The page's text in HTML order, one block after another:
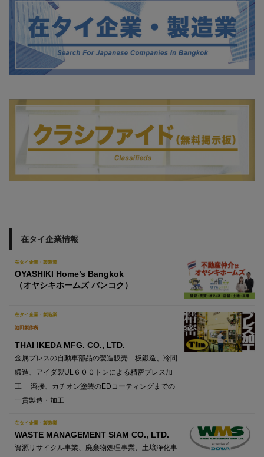
在タイ企業情報
在タイ企業・製造業
OYASHIKI Home’s Bangkok
（オヤシキホームズ バンコク）
在タイ企業・製造業
池田製作所
THAI IKEDA MFG. CO., LTD.
金属プレスの自動車部品の製造販売 板鍛造、冷間
鍛造、アイダ製UL６００トンによる精密プレス加
工 溶接、カチオン塗装のEDコーティングまでの
一貫製造・加工
在タイ企業・製造業
WASTE MANAGEMENT SIAM CO., LTD.
資源リサイクル事業、廃棄物処理事業、土壌浄化事